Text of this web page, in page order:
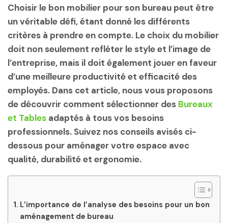
Choisir le bon mobilier pour son bureau peut être
un véritable défi, étant donné les différents
critères à prendre en compte. Le choix du mobilier
doit non seulement refléter le style et l’image de
l’entreprise, mais il doit également jouer en faveur
d’une meilleure productivité et efficacité des
employés. Dans cet article, nous vous proposons
de découvrir comment sélectionner des Bureaux
et Tables adaptés à tous vos besoins
professionnels. Suivez nos conseils avisés ci-
dessous pour aménager votre espace avec
qualité, durabilité et ergonomie.
L’importance de l’analyse des besoins pour un bon
aménagement de bureau